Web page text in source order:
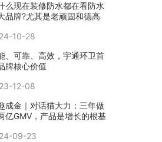
么现在装修防水都在看防水
品牌?尤其是老顽固和德高
10-28
、可靠、高效，宇通环卫首
牌核心价值
12-08
成金｜对话猫大力：三年做
亿GMV，产品是增长的根基
09-23